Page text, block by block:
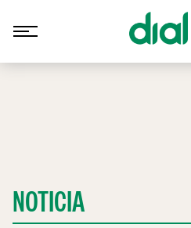
NOTICIA